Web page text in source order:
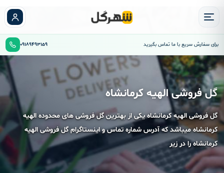
برای سفارش سریع با ما تماس بگیرید 09189493159
گل فروشی الهیه کرمانشاه
گل فروشی الهیه کرمانشاه یکی از بهترین گل فروشی های محدوده الهیه
کرمانشاه میباشد که آدرس شماره تماس و اینستاگرام گل فروشی الهیه
کرمانشاه را در زیر